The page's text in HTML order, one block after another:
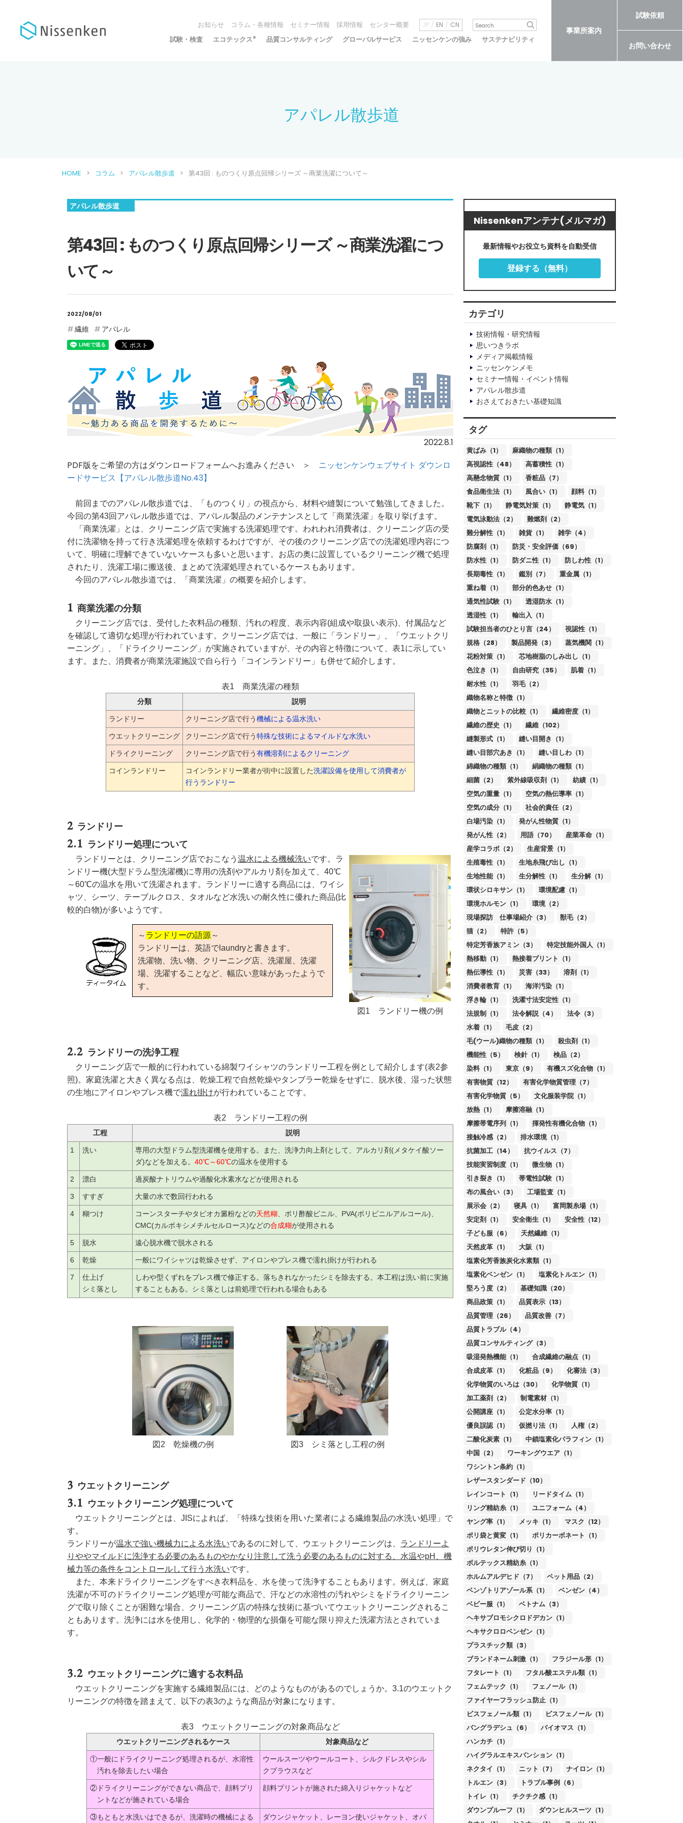
お知らせ コラム・各種情報 セミナー情報 採用情報 センター概要 JP EN CN
試験・検査 エコテックス® 品質コンサルティング グローバルサービス ニッセンケンの強み サステナビリティ
事業所案内
試験依頼
お問い合わせ
アパレル散歩道
HOME コラム アパレル散歩道 第43回 : ものつくり原点回帰シリーズ ～商業洗濯について～
アパレル散歩道
第43回 : ものつくり原点回帰シリーズ ～商業洗濯につ
いて～
2022/08/01
繊維 アパレル
2022.8.1
PDF版をご希望の方はダウンロードフォームへお進みください ＞ ニッセンケンウェブサイト ダウンロ
ードサービス【アパレル散歩道No.43】
前回までのアパレル散歩道では、「ものつくり」の視点から、材料や縫製について勉強してきました。
今回の第43回アパレル散歩道では、アパレル製品のメンテナンスとして「商業洗濯」を取り挙げます。
「商業洗濯」とは、クリーニング店で実施する洗濯処理です。われわれ消費者は、クリーニング店の受
付に洗濯物を持って行き洗濯処理を依頼するわけですが、その後のクリーニング店での洗濯処理内容につ
いて、明確に理解できていないケースも多いと思います。お店の奥に設置しているクリーニング機で処理
されたり、洗濯工場に搬送後、まとめて洗濯処理されているケースもあります。
今回のアパレル散歩道では、「商業洗濯」の概要を紹介します。
商業洗濯の分類
クリーニング店では、受付した衣料品の種類、汚れの程度、表示内容(組成や取扱い表示)、付属品など
を確認して適切な処理が行われています。クリーニング店では、一般に「ランドリー」、「ウエットクリ
ーニング」、「ドライクリーニング」が実施されていますが、その内容と特徴について、表1に示してい
ます。また、消費者が商業洗濯施設で自ら行う「コインランドリー」も併せて紹介します。
表1 商業洗濯の種類
分類 説明
ランドリー クリーニング店で行う機械による温水洗い
ウエットクリーニング クリーニング店で行う特殊な技術によるマイルドな水洗い
ドライクリーニング クリーニング店で行う有機溶剤によるクリーニング
コインランドリー コインランドリー業者が街中に設置した洗濯設備を使用して消費者が
行うランドリー
ランドリー
ランドリー処理について
ランドリーとは、クリーニング店でおこなう 温水による機械洗いです。ラ
ンドリー機(大型ドラム型洗濯機)に専用の洗剤やアルカリ剤を加えて、40℃
～60℃の温水を用いて洗濯されます。ランドリーに適する商品には、ワイシ
ャツ、シーツ、テーブルクロス、タオルなど水洗いの耐久性に優れた商品(比
較的白物)が多いようです。
～ ランドリーの語源～
ランドリーは、英語でlaundryと書きます。
洗濯物、洗い物、クリーニング店、洗濯屋、洗濯
場、洗濯することなど、幅広い意味があったようで
す。
図1 ランドリー機の例
ランドリーの洗浄工程
クリーニング店で一般的に行われている綿製ワイシャツのランドリー工程を例として紹介します(表2参
照)。家庭洗濯と大きく異なる点は、乾燥工程で自然乾燥やタンブラー乾燥をせずに、脱水後、湿った状態
の生地にアイロンやプレス機で濡れ掛けが行われていることです。
表2 ランドリー工程の例
工程 説明
1 洗い
専用の大型ドラム型洗濯機を使用する。また、洗浄力向上剤として、アルカリ剤(メタケイ酸ソー
ダ)などを加える。 40℃～60℃の温水を使用する
2 漂白 過炭酸ナトリウムや過酸化水素水などが使用される
3 すすぎ 大量の水で数回行われる
4 糊つけ コーンスターチやタピオカ澱粉などの天然糊 、ポリ酢酸ビニル、PVA(ポリビニルアルコール)、
CMC(カルボキシメチルセルロース)などの合成糊が使用される
5 脱水 遠心脱水機で脱水される
6 乾燥 一般にワイシャツは乾燥させず、アイロンやプレス機で濡れ掛けが行われる
7
仕上げ
シミ落とし
しわや型くずれをプレス機で修正する。落ちきれなかったシミを除去する。本工程は洗い前に実施
することもある。シミ落としは前処理で行われる場合もある
図2 乾燥機の例 図3 シミ落とし工程の例
ウエットクリーニング
ウエットクリーニング処理について
ウエットクリーニングとは、JISによれば、「特殊な技術を用いた業者による繊維製品の水洗い処理」で
す。
ランドリーが温水で強い機械力による水洗いであるのに対して、ウエットクリーニングは、 ランドリーよ
りややマイルドに洗浄する必要のあるものやかなり注意して洗う必要のあるものに対する、水温やpH、機
械力等の条件をコントロールして行う水洗いです。
また、本来ドライクリーニングをすべき衣料品を、水を使って洗浄することもあります。例えば、家庭
洗濯が不可のドライクリーニング処理が可能な商品で、汗などの水溶性の汚れやシミをドライクリーニン
グで取り除くことが困難な場合、クリーニング店の特殊な技術に基づいてウエットクリーニングされるこ
ともあります。洗浄には水を使用し、化学的・物理的な損傷を可能な限り抑えた洗濯方法とされていま
す。
ウエットクリーニングに適する衣料品
ウエットクリーニングを実施する繊維製品には、どのようなものがあるのでしょうか。3.1のウエットク
リーニングの特徴を踏まえて、以下の表3のような商品が対象になります。
表3 ウエットクリーニングの対象商品など
ウエットクリーニングされるケース 対象商品など
①一般にドライクリーニング処理されるが、水溶性
汚れを除去したい場合
ウールスーツやウールコート、シルクドレスやシル
クブラウスなど
②ドライクリーニングができない商品で、顔料プリ
ントなどが施されている場合
顔料プリントが施された綿入りジャケットなど
③もともと水洗いはできるが、洗濯時の機械による ダウンジャケット、レーヨン使いジャケット、オパ
Nissenkenアンテナ(メルマガ)
最新情報やお役立ち資料を自動受信
登録する（無料）
カテゴリ
技術情報・研究情報
思いつきラボ
メディア掲載情報
ニッセンケンメモ
セミナー情報・イベント情報
アパレル散歩道
おさえておきたい基礎知識
タグ
黄ばみ（1）
麻織物の種類（1）
高視認性（48）
高蓄積性（1）
高懸念物質（1）
香粧品（7）
食品衛生法（1）
風合い（1）
顔料（1）
靴下（1）
静電気対策（1）
静電気（1）
電気泳動法（2）
難燃剤（2）
難分解性（1）
雑貨（1）
雑学（4）
防腐剤（1）
防災・安全評価（69）
防水性（1）
防ダニ性（1）
防しわ性（1）
長期毒性（1）
鑑別（7）
重金属（1）
重ね着（1）
部分的色あせ（1）
通気性試験（1）
透湿防水（1）
透湿性（1）
輸出入（1）
試験担当者のひとり言（24）
視認性（1）
規格（28）
製品開発（3）
蒸気機関（1）
花粉対策（1）
芯地樹脂のしみ出し（1）
色泣き（1）
自由研究（35）
肌着（1）
耐水性（1）
羽毛（2）
織物名称と特徴（1）
織物とニットの比較（1）
繊維密度（1）
繊維の歴史（1）
繊維（102）
縫製形式（1）
縫い目開き（1）
縫い目部穴あき（1）
縫い目しわ（1）
綿織物の種類（1）
絹織物の種類（1）
細菌（2）
紫外線吸収剤（1）
紡績（1）
空気の重量（1）
空気の熱伝導率（1）
空気の成分（1）
社会的責任（2）
白場汚染（1）
発がん性物質（1）
発がん性（2）
用語（70）
産業革命（1）
産学コラボ（2）
生産背景（1）
生殖毒性（1）
生地糸飛び出し（1）
生地性能（1）
生分解性（1）
生分解（1）
環状シロキサン（1）
環境配慮（1）
環境ホルモン（1）
環境（2）
現場探訪 仕事場紹介（3）
獣毛（2）
猫（2）
特許（5）
特定芳香族アミン（3）
特定技能外国人（1）
熱移動（1）
熱接着プリント（1）
熱伝導性（1）
災害（33）
溶剤（1）
消費者教育（1）
海洋汚染（1）
浮き輪（1）
洗濯寸法安定性（1）
法規制（1）
法令解説（4）
法令（3）
水着（1）
毛皮（2）
毛(ウール)織物の種類（1）
殺虫剤（1）
機能性（5）
検針（1）
検品（2）
染料（1）
東京（9）
有機スズ化合物（1）
有害物質（12）
有害化学物質管理（7）
有害化学物質（5）
文化服装学院（1）
放熱（1）
摩擦溶融（1）
摩擦帯電序列（1）
揮発性有機化合物（1）
接触冷感（2）
排水環境（1）
抗菌加工（14）
抗ウイルス（7）
技能実習制度（1）
微生物（1）
引き裂き（1）
帯電性試験（1）
布の風合い（3）
工場監査（1）
展示会（2）
寝具（1）
富岡製糸場（1）
安定剤（1）
安全衛生（1）
安全性（12）
子ども服（6）
天然繊維（1）
天然皮革（1）
大阪（1）
塩素化芳香族炭化水素類（1）
塩素化ベンゼン（1）
塩素化トルエン（1）
堅ろう度（2）
基礎知識（20）
商品政策（1）
品質表示（13）
品質管理（26）
品質改善（7）
品質トラブル（4）
品質コンサルティング（3）
吸湿発熱機能（1）
合成繊維の融点（1）
合成皮革（1）
化粧品（9）
化審法（3）
化学物質のいろは（30）
化学物質（1）
加工薬剤（2）
制電素材（1）
公開講座（1）
公定水分率（1）
優良誤認（1）
仮撚り法（1）
人権（2）
二酸化炭素（1）
中鎖塩素化パラフィン（1）
中国（2）
ワーキングウエア（1）
ワシントン条約（1）
レザースタンダード（10）
レインコート（1）
リードタイム（1）
リング精紡糸（1）
ユニフォーム（4）
ヤング率（1）
メッキ（1）
マスク（12）
ポリ袋と黄変（1）
ポリカーボネート（1）
ポリウレタン伸び切り（1）
ボルテックス精紡糸（1）
ホルムアルデヒド（7）
ペット用品（2）
ベンゾトリアゾール系（1）
ベンゼン（4）
ベビー服（1）
ベトナム（3）
ヘキサブロモシクロドデカン（1）
ヘキサクロロベンゼン（1）
プラスチック類（3）
ブランドネーム刺激（1）
フラジール形（1）
フタレート（1）
フタル酸エステル類（1）
フェムテック（1）
フェノール（1）
ファイヤーフラッシュ防止（1）
ビスフェノール類（1）
ビスフェノール（1）
バングラデシュ（6）
バイオマス（1）
ハンカチ（1）
ハイグラルエキスパンション（1）
ネクタイ（1）
ニット（7）
ナイロン（1）
トルエン（3）
トラブル事例（6）
トイレ（1）
チクチク感（1）
ダウンプルーフ（1）
ダウンヒルスーツ（1）